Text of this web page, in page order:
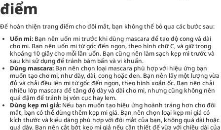
điểm
Để hoàn thiện trang điểm cho đôi mắt, bạn không thể bỏ qua các bước sau:
Uốn mi: Bạn nên uốn mi trước khi dùng mascara để tạo độ cong và dài
cho mi. Bạn nên uốn mi từ gốc đến ngọn, theo hình chữ C, và giữ trong
khoảng 10 giây cho mỗi lần uốn. Bạn cũng nên làm sạch kẹp mi trước và
sau khi sử dụng để tránh bám bẩn và vi khuẩn.
Dùng mascara: Bạn nên chọn loại mascara phù hợp với hiệu ứng bạn
muốn tạo cho mi, như dày, dài, cong hoặc đen. Bạn nên lấy một lượng vừa
đủ và chải đều lên mi từ gốc đến ngọn, theo hình xoắn ốc. Bạn nên chải
nhiều lớp mascara để tăng độ dày và dài cho mi, nhưng cũng không nên
quá đậm để tránh bị vón cục hay lem.
Dùng kẹp mi giả: Nếu bạn muốn tạo hiệu ứng hoành tráng hơn cho đôi
mắt, bạn có thể dùng thêm kẹp mi giả. Bạn nên chọn loại kẹp mi giả có
kích thước và kiểu dáng phù hợp với đôi mắt của bạn, không quá dài hoặc
quá dày. Bạn nên cắt bớt kẹp mi giả nếu cần thiết để vừa với chiều dài của